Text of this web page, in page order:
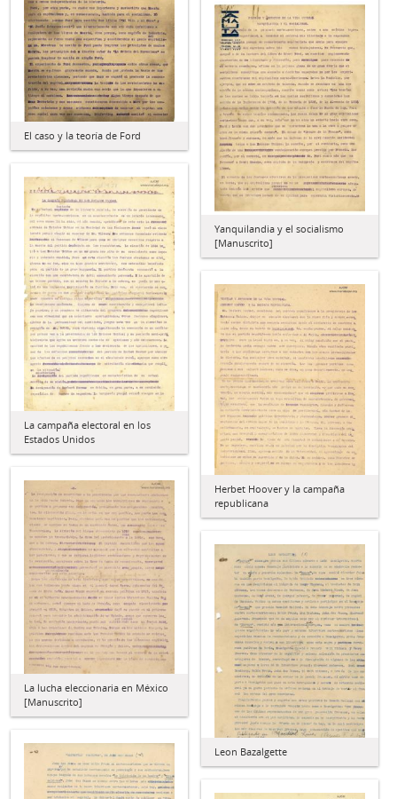
El caso y la teoría de Ford
Yanquilandia y el socialismo
[Manuscrito]
La campaña electoral en los
Estados Unidos
Herbet Hoover y la campaña
republicana
La lucha eleccionaria en México
[Manuscrito]
Leon Bazalgette